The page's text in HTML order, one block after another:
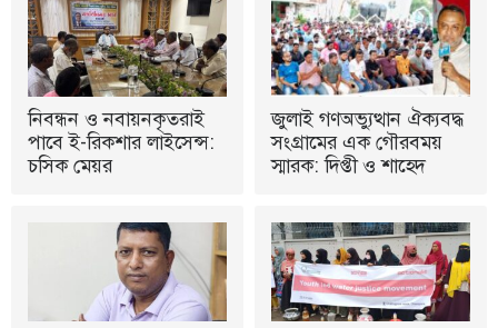
নিবন্ধন ও নবায়নকৃতরাই
পাবে ই-রিকশার লাইসেন্স:
চসিক মেয়র
জুলাই গণঅভ্যুত্থান ঐক্যবদ্ধ
সংগ্রামের এক গৌরবময়
স্মারক: দিপ্তী ও শাহেদ